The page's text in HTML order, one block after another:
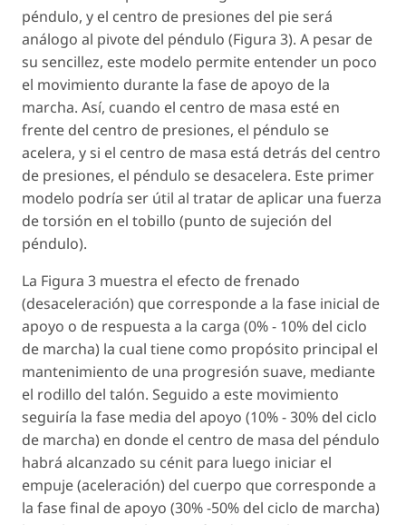
péndulo, y el centro de presiones del pie será
análogo al pivote del péndulo (Figura 3). A pesar de
su sencillez, este modelo permite entender un poco
el movimiento durante la fase de apoyo de la
marcha. Así, cuando el centro de masa esté en
frente del centro de presiones, el péndulo se
acelera, y si el centro de masa está detrás del centro
de presiones, el péndulo se desacelera. Este primer
modelo podría ser útil al tratar de aplicar una fuerza
de torsión en el tobillo (punto de sujeción del
péndulo).
La Figura 3 muestra el efecto de frenado
(desaceleración) que corresponde a la fase inicial de
apoyo o de respuesta a la carga (0% - 10% del ciclo
de marcha) la cual tiene como propósito principal el
mantenimiento de una progresión suave, mediante
el rodillo del talón. Seguido a este movimiento
seguiría la fase media del apoyo (10% - 30% del ciclo
de marcha) en donde el centro de masa del péndulo
habrá alcanzado su cénit para luego iniciar el
empuje (aceleración) del cuerpo que corresponde a
la fase final de apoyo (30% -50% del ciclo de marcha)